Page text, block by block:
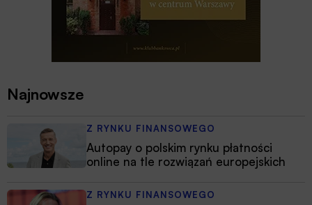
Najnowsze
Z RYNKU FINANSOWEGO
Autopay o polskim rynku płatności
online na tle rozwiązań europejskich
Z RYNKU FINANSOWEGO